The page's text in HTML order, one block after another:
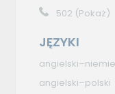
502 (Pokaż)
JĘZYKI
angielski–polski